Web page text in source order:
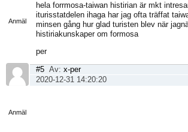
Anmäl
hela forrmosa-taiwan histirian är mkt
iturisstatdelen ihaga har jag ofta träffat
minsen gång hur glad turisten blev när
histiriakunskaper om formosa
per
Anmäl
#5 Av: x-per
2020-12-31 14:20:20